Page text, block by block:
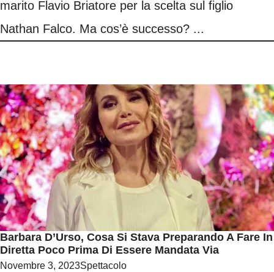
marito Flavio Briatore per la scelta sul figlio
Nathan Falco. Ma cos’è successo? ...
Barbara D’Urso, Cosa Si Stava Preparando A Fare In
Diretta Poco Prima Di Essere Mandata Via
Novembre 3, 2023Spettacolo